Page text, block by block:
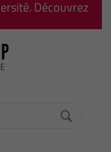
Découvrez